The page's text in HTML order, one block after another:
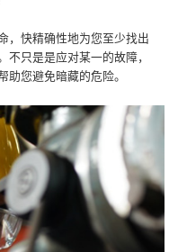
，快精确性地为您至少找出
只是是应对某一的故障，
助您避免暗藏的危险。